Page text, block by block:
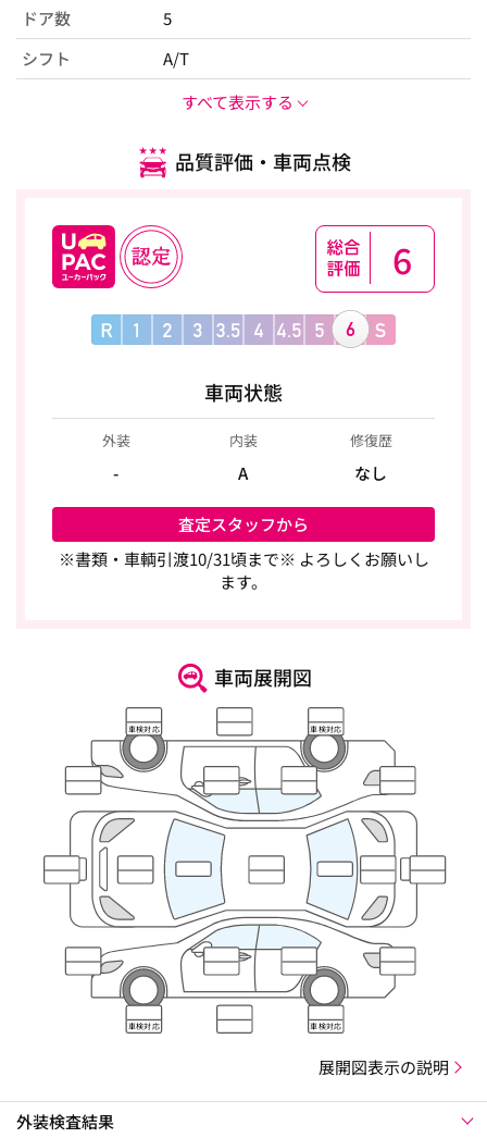
ドア数
5
シフト
A/T
すべて表示する
品質評価・車両点検
6
車両状態
外装
-
内装
A
修復歴
なし
査定スタッフから
※書類・車輌引渡10/31頃まで※ よろしくお願いし
ます。
車両展開図
車検対応 車検対応
車検対応 車検対応
展開図表示の説明
外装検査結果